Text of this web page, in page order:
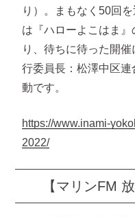
り）。まもなく50回
は『ハローよこはま
り、待ちに待った開
行委員長：松澤中区
動です。
https://www.inami-
2022/
【マリンFM